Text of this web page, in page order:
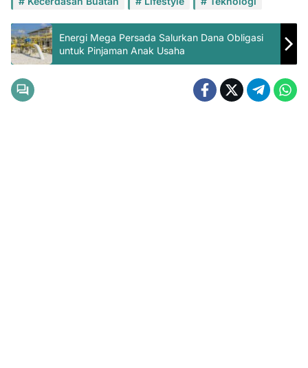
Energi Mega Persada Salurkan Dana Obligasi
untuk Pinjaman Anak Usaha